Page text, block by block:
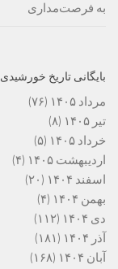
به فرصت‌مداری
بایگانی تاریخ خورشیدی
مرداد ۱۴۰۵
(۷۶)
تیر ۱۴۰۵
(۸)
خرداد ۱۴۰۵
(۵)
اردیبهشت ۱۴۰۵
(۴)
اسفند ۱۴۰۴
(۲۰)
بهمن ۱۴۰۴
(۴)
دی ۱۴۰۴
(۱۱۲)
آذر ۱۴۰۴
(۱۸۱)
آبان ۱۴۰۴
(۱۶۸)